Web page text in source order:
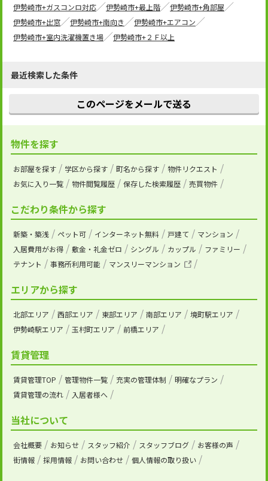
伊勢崎市+ガスコンロ対応 伊勢崎市+最上階
伊勢崎市+角部屋
伊勢崎市+出窓
伊勢崎市+南向き
伊勢崎市+エアコン
伊勢崎市+室内洗濯機置き場
伊勢崎市+２Ｆ以上
最近検索した条件
このページをメールで送る
物件を探す
お部屋を探す 学区から探す 町名から探す
物件リクエスト
お気に入り一覧
物件閲覧履歴 保存した検索履歴 売買物件
こだわり条件から探す
新築・築浅 ペット可 インターネット無料 戸建て
マンション
入居費用がお得
敷金・礼金ゼロ シングル カップル
ファミリー
テナント
事務所利用可能 マンスリーマンション
エリアから探す
北部エリア 西部エリア 東部エリア 南部エリア
境町駅エリア
伊勢崎駅エリア
玉村町エリア 前橋エリア
賃貸管理
賃貸管理TOP 管理物件一覧 充実の管理体制
明確なプラン
賃貸管理の流れ
入居者様へ
当社について
会社概要 お知らせ スタッフ紹介 スタッフブログ
お客様の声
街情報
採用情報 お問い合わせ 個人情報の取り扱い